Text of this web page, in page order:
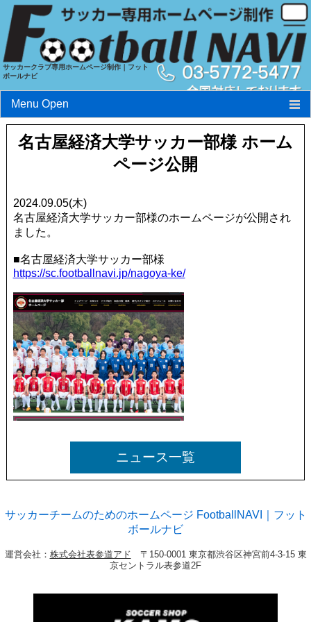
サッカークラブ専用ホームページ制作｜フット
ボールナビ
Menu Open
フットボールナビとは?
実績
名古屋経済大学サッカー部様 ホーム
ページ公開
2024.09.05(木)
名古屋経済大学サッカー部様のホームページが公開され
ました。
■名古屋経済大学サッカー部様
https://sc.footballnavi.jp/nagoya-ke/
ニュース一覧
サッカーチームのためのホームページ FootballNAVI｜フット
ボールナビ
運営会社： 株式会社表参道アド 〒150-0001 東京都渋谷区神宮前4-3-15 東
京セントラル表参道2F